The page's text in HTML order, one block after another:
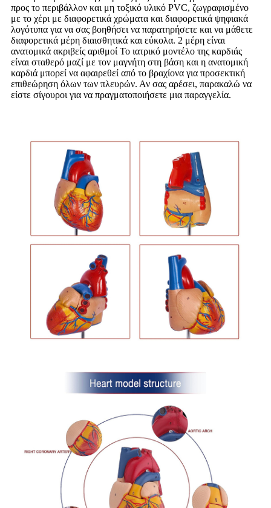
προς το περιβάλλον και μη τοξικό υλικό PVC, ζωγραφισμένο
με το χέρι με διαφορετικά χρώματα και διαφορετικά ψηφιακά
λογότυπα για να σας βοηθήσει να παρατηρήσετε και να μάθετε
διαφορετικά μέρη διαισθητικά και εύκολα. 2 μέρη είναι
ανατομικά ακριβείς αριθμοί Το ιατρικό μοντέλο της καρδιάς
είναι σταθερό μαζί με τον μαγνήτη στη βάση και η ανατομική
καρδιά μπορεί να αφαιρεθεί από το βραχίονα για προσεκτική
επιθεώρηση όλων των πλευρών. Αν σας αρέσει, παρακαλώ να
είστε σίγουροι για να πραγματοποιήσετε μια παραγγελία.